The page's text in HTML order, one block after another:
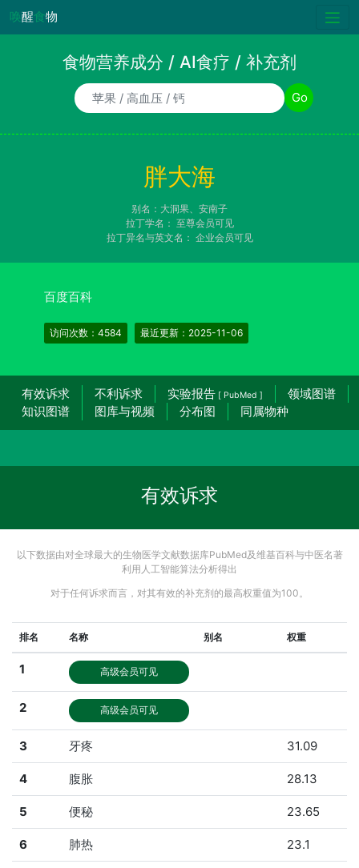
唤醒食物
食物营养成分 / AI食疗 / 补充剂
食物/AI食疗诉求/补充剂名称 Go
胖大海
别名：大洞果、安南子
拉丁学名： 至尊会员可见
拉丁异名与英文名： 企业会员可见
百度百科
访问次数：4584 最近更新：2025-11-06
有效诉求 不利诉求 实验报告 [ PubMed ]
领域图谱
知识图谱
图库与视频 分布图 同属物种
有效诉求
以下数据由对全球最大的生物医学文献数据库PubMed及维基百科与中医名著
利用人工智能算法分析得出
对于任何诉求而言，对其有效的补充剂的最高权重值为100。
排名 名称 别名 权重
1 高级会员可见
2 高级会员可见
3 牙疼 31.09
4 腹胀 28.13
5 便秘 23.65
6 肺热 23.1